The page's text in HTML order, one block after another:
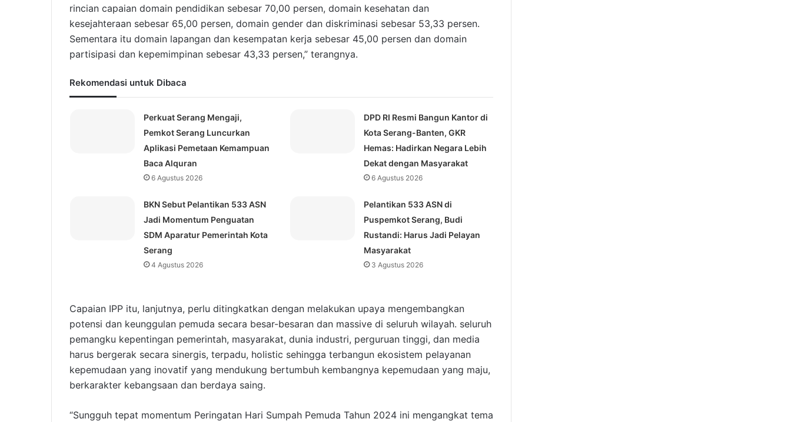
rincian capaian domain pendidikan sebesar 70,00 persen, domain kesehatan dan
kesejahteraan sebesar 65,00 persen, domain gender dan diskriminasi sebesar 53,33 persen.
Sementara itu domain lapangan dan kesempatan kerja sebesar 45,00 persen dan domain
partisipasi dan kepemimpinan sebesar 43,33 persen,” terangnya.
Rekomendasi untuk Dibaca
Perkuat Serang Mengaji,
Pemkot Serang Luncurkan
Aplikasi Pemetaan Kemampuan
Baca Alquran
6 Agustus 2026
DPD RI Resmi Bangun Kantor di
Kota Serang-Banten, GKR
Hemas: Hadirkan Negara Lebih
Dekat dengan Masyarakat
6 Agustus 2026
BKN Sebut Pelantikan 533 ASN
Jadi Momentum Penguatan
SDM Aparatur Pemerintah Kota
Serang
4 Agustus 2026
Pelantikan 533 ASN di
Puspemkot Serang, Budi
Rustandi: Harus Jadi Pelayan
Masyarakat
3 Agustus 2026
Capaian IPP itu, lanjutnya, perlu ditingkatkan dengan melakukan upaya mengembangkan
potensi dan keunggulan pemuda secara besar-besaran dan massive di seluruh wilayah. seluruh
pemangku kepentingan pemerintah, masyarakat, dunia industri, perguruan tinggi, dan media
harus bergerak secara sinergis, terpadu, holistic sehingga terbangun ekosistem pelayanan
kepemudaan yang inovatif yang mendukung bertumbuh kembangnya kepemudaan yang maju,
berkarakter kebangsaan dan berdaya saing.
“Sungguh tepat momentum Peringatan Hari Sumpah Pemuda Tahun 2024 ini mengangkat tema